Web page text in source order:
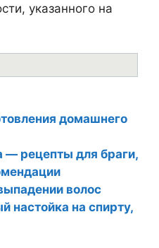
указанного на
домашнего
— рецепты для браги,
волос
настойка на спирту,